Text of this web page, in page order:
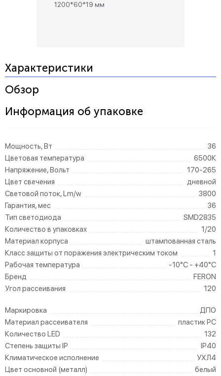
1200*60*19 мм
Характеристики
Обзор
Информация об упаковке
Мощность, Вт
36
Цветовая температура
6500К
Напряжение, Вольт
170-265
Цвет свечения
дневной
Световой поток, Lm/w
3800
Гарантия, мес
36
Тип светодиода
SMD2835
Количество в упаковках
1/20
Материал корпуса
штампованная сталь
Класс защиты от поражения электрическим током
1
Рабочая температура
-10°C - +40°C
Бренд
FERON
Угол рассеивания
120
Маркировка
ДПО
Материал рассеивателя
пластик PC
Количество LED
132
Степень защиты IP
IP40
Климатическое исполнение
УХЛ4
Цвет основной (металл)
белый